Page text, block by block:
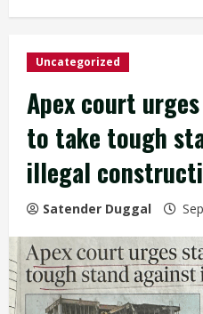
Uncategorized
Apex court
to take tough
illegal
Satender Duggal